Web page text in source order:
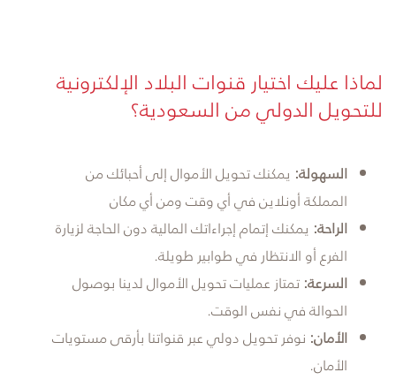
لماذا عليك اختيار قنوات البلاد الإلكترونية
للتحويل الدولي من السعودية؟
السهولة: يمكنك تحويل الأموال إلى أحبائك من
المملكة أونلاين في أي وقت ومن أي مكان
الراحة: يمكنك إتمام إجراءاتك المالية دون الحاجة لزيارة
الفرع أو الانتظار في طوابير طويلة.
السرعة:تمتاز عمليات تحويل الأموال لدينا بوصول
الحوالة في نفس الوقت.
الأمان: نوفر تحويل دولي عبر قنواتنا بأرقى مستويات
الأمان.